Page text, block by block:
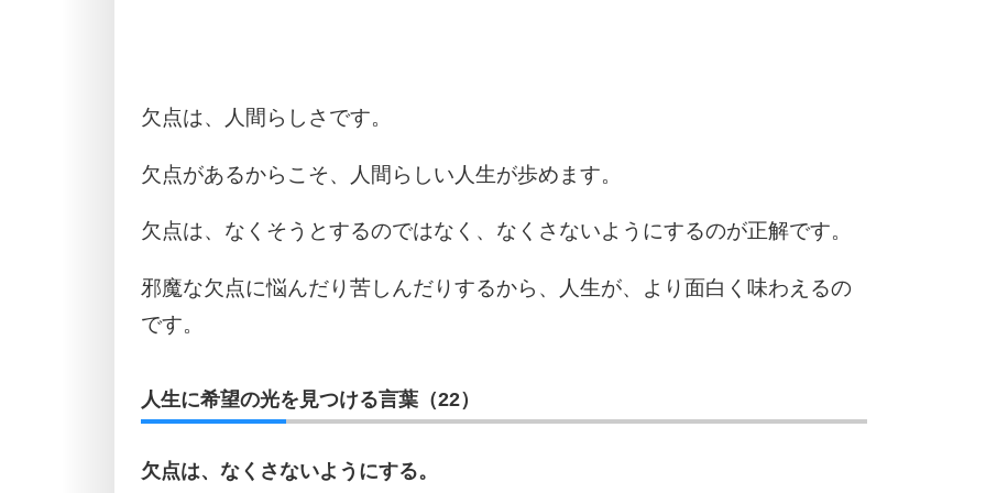
欠点は、人間らしさです。
欠点があるからこそ、人間らしい人生が歩めます。
欠点は、なくそうとするのではなく、なくさないようにするのが正解です。
邪魔な欠点に悩んだり苦しんだりするから、人生が、より面白く味わえるの
です。
人生に希望の光を見つける言葉（22）
欠点は、なくさないようにする。